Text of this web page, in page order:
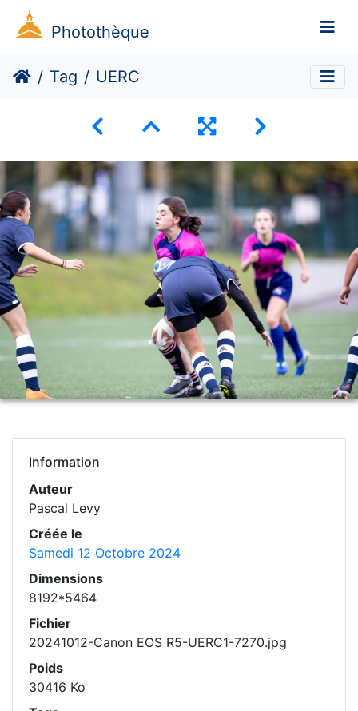
Photothèque
Tag UERC
Information
Auteur
Pascal Levy
Créée le
Samedi 12 Octobre 2024
Dimensions
8192*5464
Fichier
20241012-Canon EOS R5-UERC1-7270.jpg
Poids
30416 Ko